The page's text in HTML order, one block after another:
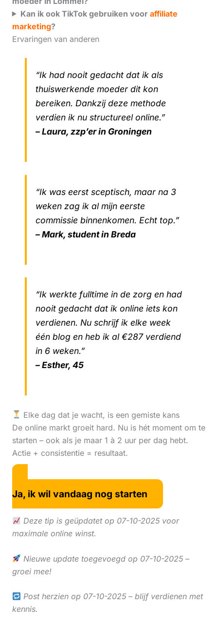
Kan ik ook TikTok gebruiken voor affiliate
marketing?
Ervaringen van anderen
“Ik had nooit gedacht dat ik als
thuiswerkende moeder dit kon
bereiken. Dankzij deze methode
verdien ik nu structureel online.”
– Laura, zzp’er in Groningen
“Ik was eerst sceptisch, maar na 3
weken zag ik al mijn eerste
commissie binnenkomen. Echt top.”
– Mark, student in Breda
“Ik werkte fulltime in de zorg en had
nooit gedacht dat ik online iets kon
verdienen. Nu schrijf ik elke week
één blog en heb ik al €287 verdiend
in 6 weken.”
– Esther, 45
Elke dag dat je wacht, is een gemiste kans
De online markt groeit hard. Nu is hét moment om te
starten – ook als je maar 1 à 2 uur per dag hebt.
Actie + consistentie = resultaat.
Ja, ik wil vandaag nog starten
Deze tip is geüpdatet op 07-10-2025 voor
maximale online winst.
Nieuwe update toegevoegd op 07-10-2025 –
groei mee!
Post herzien op 07-10-2025 – blijf verdienen met
kennis.